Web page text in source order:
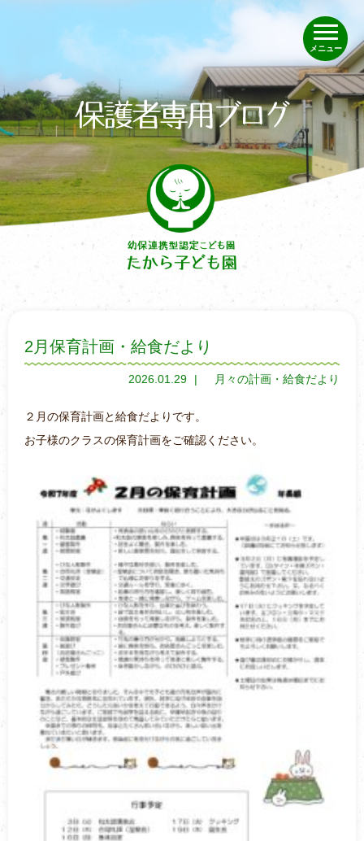
メニュー
2月保育計画・給食だより
2026.01.29 月々の計画 給食だより
２月の保育計画と給食だよりです。
お子様のクラスの保育計画をご確認ください。